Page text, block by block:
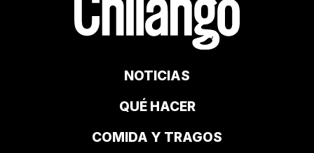
NOTICIAS
QUÉ HACER
COMIDA Y TRAGOS